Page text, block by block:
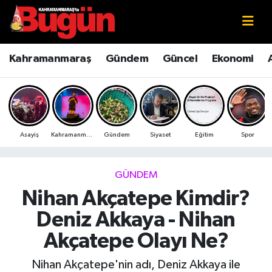
Kahramanmaraş Gündem Güncel Ekonomi
Asayiş Gündem Siyaset Eğitim Spor
GÜNDEM
Nihan Akçatepe Kimdir?
Deniz Akkaya - Nihan
Akçatepe Olayı Ne?
Nihan Akçatepe'nin adı, Deniz Akkaya ile
Kahramanmaraş
Kahramanmaraş Sokak Röportajları
Bilim ve Teknoloji
Çevre
Ekonomi
Genel
Güncel
Kahramanmaraş Nöbetçi Eczaneler
Kahramanmaraş Hava Durumu
Kahramanmaraş Namaz Vakitleri
Kahramanmaraş Trafik Yoğunluk Haritası
Süper Lig Puan Durumu ve Fikstür
Tüm Manşetler
Son Dakika Haberleri
Haber Arşivi